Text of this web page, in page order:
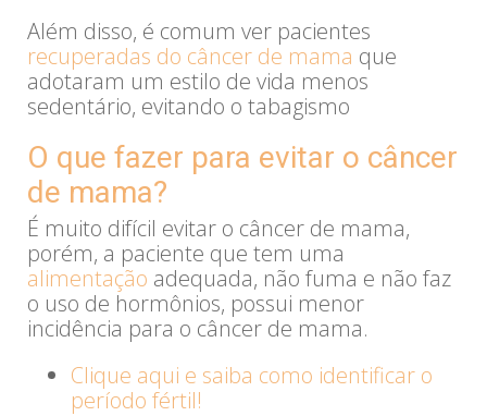
Além disso, é comum ver pacientes
recuperadas do câncer de mama que
adotaram um estilo de vida menos
sedentário, evitando o tabagismo
O que fazer para evitar o câncer
de mama?
É muito difícil evitar o câncer de mama,
porém, a paciente que tem uma
alimentação adequada, não fuma e não faz
o uso de hormônios, possui menor
incidência para o câncer de mama.
Clique aqui e saiba como identificar o
período fértil!